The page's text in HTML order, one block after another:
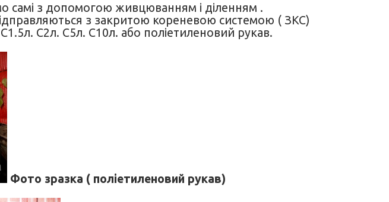
самі з допомогою живцюванням і діленням .
з закритою кореневою системою ( ЗКС)
С2л. С5л. С10л. або поліетиленовий рукав.
Фото зразка ( поліетиленовий рукав)